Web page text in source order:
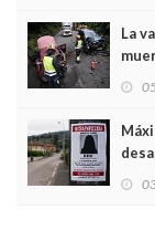
La